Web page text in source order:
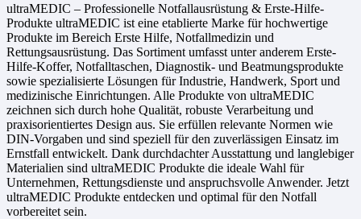
ultraMEDIC – Professionelle Notfallausrüstung & Erste-Hilfe-
Produkte ultraMEDIC ist eine etablierte Marke für hochwertige
Produkte im Bereich Erste Hilfe, Notfallmedizin und
Rettungsausrüstung. Das Sortiment umfasst unter anderem Erste-
Hilfe-Koffer, Notfalltaschen, Diagnostik- und Beatmungsprodukte
sowie spezialisierte Lösungen für Industrie, Handwerk, Sport und
medizinische Einrichtungen. Alle Produkte von ultraMEDIC
zeichnen sich durch hohe Qualität, robuste Verarbeitung und
praxisorientiertes Design aus. Sie erfüllen relevante Normen wie
DIN-Vorgaben und sind speziell für den zuverlässigen Einsatz im
Ernstfall entwickelt. Dank durchdachter Ausstattung und langlebiger
Materialien sind ultraMEDIC Produkte die ideale Wahl für
Unternehmen, Rettungsdienste und anspruchsvolle Anwender. Jetzt
ultraMEDIC Produkte entdecken und optimal für den Notfall
vorbereitet sein.